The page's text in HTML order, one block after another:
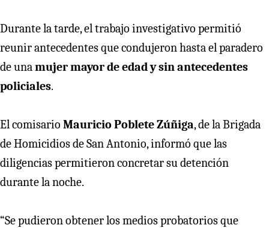
Durante la tarde, el trabajo investigativo permitió
reunir antecedentes que condujeron hasta el paradero
de unamujer mayor de edad y sin antecedentes
policiales.
El comisario Mauricio Poblete Zúñiga, de la Brigada
de Homicidios de San Antonio, informó que las
diligencias permitieron concretar su detención
durante la noche.
“Se pudieron obtener los medios probatorios que